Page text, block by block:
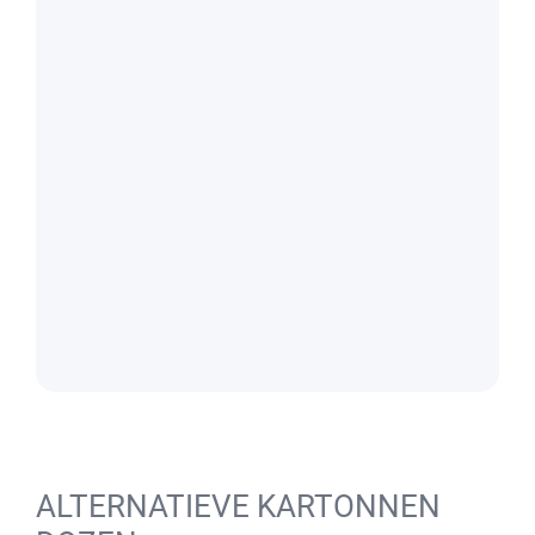
ALTERNATIEVE KARTONNEN